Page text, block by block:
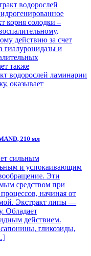
водорослей
корня солодки –
действию за счет
гиалуронидазы и
также
водорослей ламинарии
оказывает
210 мл
сильным
и успокаивающим
Эти
средством при
начиная от
Экстракт липы —
Обладает
действием.
гликозиды,